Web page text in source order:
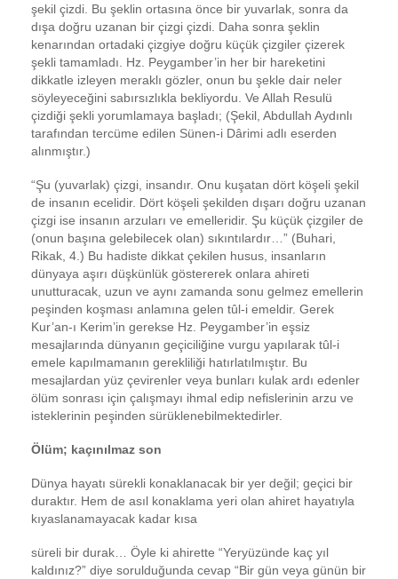
şekil çizdi. Bu şeklin ortasına önce bir yuvarlak, sonra da
dışa doğru uzanan bir çizgi çizdi. Daha sonra şeklin
kenarından ortadaki çizgiye doğru küçük çizgiler çizerek
şekli tamamladı. Hz. Peygamber’in her bir hareketini
dikkatle izleyen meraklı gözler, onun bu şekle dair neler
söyleyeceğini sabırsızlıkla bekliyordu. Ve Allah Resulü
çizdiği şekli yorumlamaya başladı; (Şekil, Abdullah Aydınlı
tarafından tercüme edilen Sünen-i Dârimi adlı eserden
alınmıştır.)
“Şu (yuvarlak) çizgi, insandır. Onu kuşatan dört köşeli şekil
de insanın ecelidir. Dört köşeli şekilden dışarı doğru uzanan
çizgi ise insanın arzuları ve emelleridir. Şu küçük çizgiler de
(onun başına gelebilecek olan) sıkıntılardır…” (Buhari,
Rikak, 4.) Bu hadiste dikkat çekilen husus, insanların
dünyaya aşırı düşkünlük göstererek onlara ahireti
unutturacak, uzun ve aynı zamanda sonu gelmez emellerin
peşinden koşması anlamına gelen tûl-i emeldir. Gerek
Kur’an-ı Kerim’in gerekse Hz. Peygamber’in eşsiz
mesajlarında dünyanın geçiciliğine vurgu yapılarak tûl-i
emele kapılmamanın gerekliliği hatırlatılmıştır. Bu
mesajlardan yüz çevirenler veya bunları kulak ardı edenler
ölüm sonrası için çalışmayı ihmal edip nefislerinin arzu ve
isteklerinin peşinden sürüklenebilmektedirler.
Ölüm; kaçınılmaz son
Dünya hayatı sürekli konaklanacak bir yer değil; geçici bir
duraktır. Hem de asıl konaklama yeri olan ahiret hayatıyla
kıyaslanamayacak kadar kısa
süreli bir durak… Öyle ki ahirette “Yeryüzünde kaç yıl
kaldınız?” diye sorulduğunda cevap “Bir gün veya günün bir